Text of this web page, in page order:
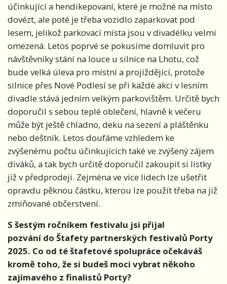
účinkující a hendikepovaní, které je možné na místo
dovézt, ale poté je třeba vozidlo zaparkovat pod
lesem, jelikož parkovací místa jsou v divadélku velmi
omezená. Letos poprvé se pokusíme domluvit pro
návštěvníky stání na louce u silnice na Lhotu, což
bude velká úleva pro místní a projíždějící, protože
silnice přes Nové Podlesí se při každé akci v lesním
divadle stává jedním velkým parkovištěm. Určitě bych
doporučil s sebou teplé oblečení, hlavně k večeru
může být ještě chladno, deku na sezení a pláštěnku
nebo deštník. Letos doufáme vzhledem ke
zvýšenému počtu účinkujících také ve zvýšený zájem
diváků, a tak bych určitě doporučil zakoupit si lístky
již v předprodeji. Zejména ve více lidech lze ušetřit
opravdu pěknou částku, kterou lze použít třeba na již
zmiňované občerstvení.
S šestým ročníkem festivalu jsi přijal
pozvání do Štafety partnerských festivalů Porty
2025. Co od té štafetové spolupráce očekáváš
kromě toho, že si budeš moci vybrat někoho
zajímavého z finalistů Porty?